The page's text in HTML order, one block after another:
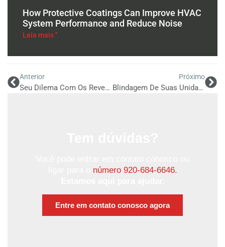
How Protective Coatings Can Improve HVAC
System Performance and Reduce Noise
Leia mais "
Anterior
Seu Dilema Com Os Revestimentos
Próximo
Blindagem De Suas Unidades HVAC
número 920-684-6646.
Entre em contato conosco agora